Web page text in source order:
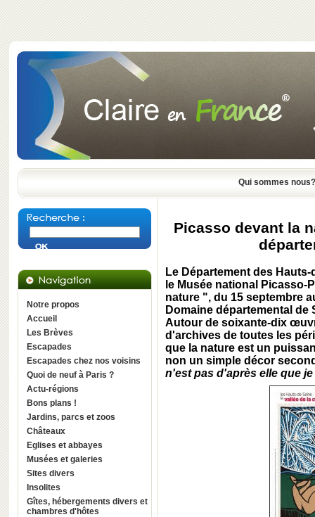
Qui sommes nous?
Notre propos
Accueil
Les Brèves
Escapades
Escapades chez nos voisins
Quoi de neuf à Paris ?
Actu-régions
Bons plans !
Jardins, parcs et zoos
Châteaux
Eglises et abbayes
Musées et galeries
Sites divers
Insolites
Gîtes, hébergements divers et
chambres d'hôtes
Picasso devant la
Le Département des
le Musée national
nature ", du 15 septembre
Domaine départemental de
Autour de soixante-dix
d'archives de toutes les
que la nature est un
non un simple décor
n'est pas d'après elle que